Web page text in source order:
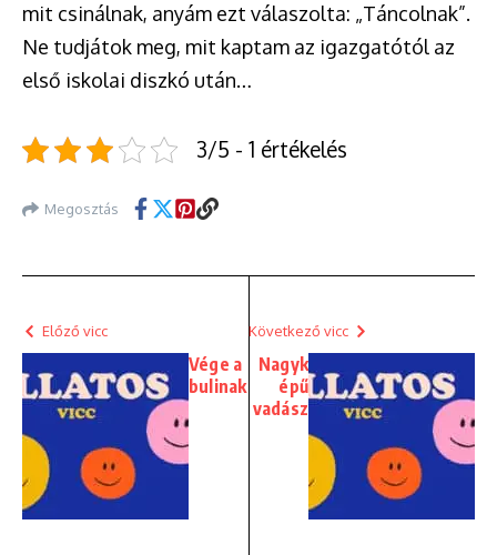
mit csinálnak, anyám ezt válaszolta: „Táncolnak”.
Ne tudjátok meg, mit kaptam az igazgatótól az
első iskolai diszkó után…
3/5 - 1 értékelés
Megosztás
Előző vicc
Vége a
bulinak
Következő vicc
Nagyk
épű
vadász